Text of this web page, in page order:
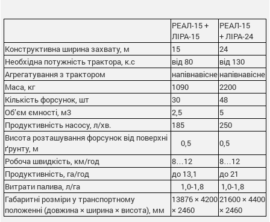
РЕАЛ-15 +
ЛІРА-15
РЕАЛ-15
+ ЛІРА-24
Конструктивна ширина захвату, м
15
24
Необхідна потужність трактора, к.с
від 80
від 130
Агрегатування з трактором
напівнавісне напівнавісне
Маса, кг
1090
2200
Кількість форсунок, шт
30
48
Об’єм ємності, м3
2,5
5
Продуктивність насосу, л/хв.
185
250
Висота розташування форсунок від поверхні
ґрунту, м
0,5
0,5
Робоча швидкість, км/год
8…12
8…12
Продуктивність, га/год
до 13,1
до 21
Витрати палива, л/га
1,0-1,8
1,0-1,8
Габаритні розміри у транспортному
положенні (довжина × ширина × висота), мм
13876 × 4200
× 2460
21600 × 4400
× 2460